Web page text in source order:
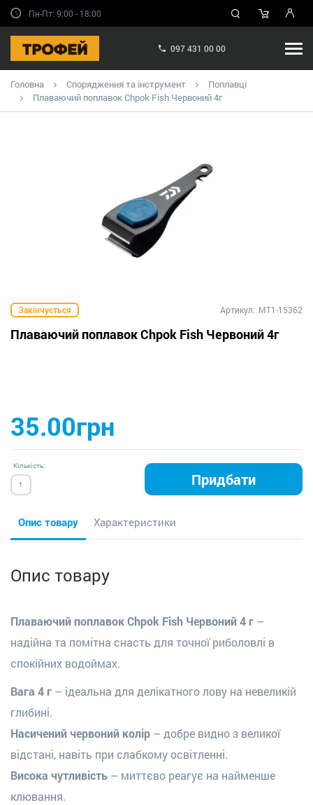
Пн-Пт: 9:00 - 18:00
097 431 00 00
Головна Спорядження та інструмент
Поплавці
Плаваючий поплавок Chpok Fish Червоний 4г
Закінчується Артикул: MT1-15362
Плаваючий поплавок Chpok Fish Червоний 4г
35.00грн
Кількість:
Придбати
Опис товару Характеристики
Опис товару
Плаваючий поплавок Chpok Fish Червоний 4 г –
надійна та помітна снасть для точної риболовлі в
спокійних водоймах.
Вага 4 г – ідеальна для делікатного лову на невеликій
глибині.
Насичений червоний колір – добре видно з великої
відстані, навіть при слабкому освітленні.
Висока чутливість – миттєво реагує на найменше
клювання.